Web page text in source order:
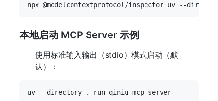
本地启动 MCP Server 示例
使用标准输入输出（stdio）模式启动（默
认）：